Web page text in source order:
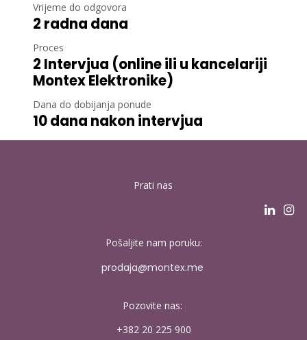
Vrijeme do odgovora
2 radna dana
Proces
2 Intervjua (online ili u kancelariji
Montex Elektronike)
Dana do dobijanja ponude
10 dana nakon intervjua
Prati nas
Pošaljite nam poruku:
p​rodaja@montex.​​me
Pozovite nas:
+382 20 ​225 900